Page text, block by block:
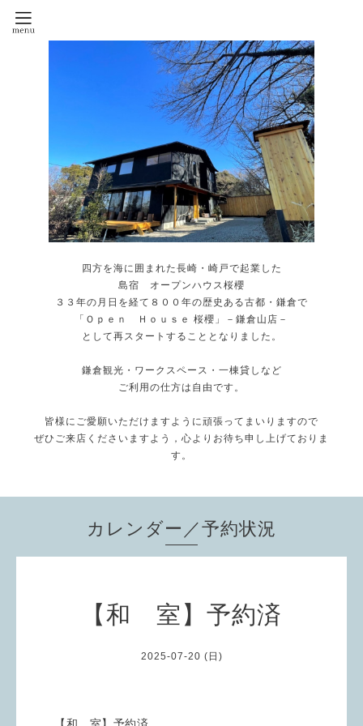
四方を海に囲まれた長崎・崎戸で起業した
島宿 オープンハウス桜櫻
３３年の月日を経て８００年の歴史ある古都・鎌倉で
「Ｏｐｅｎ Ｈｏｕｓｅ 桜櫻」－鎌倉山店－
として再スタートすることとなりました。
鎌倉観光・ワークスペース・一棟貸しなど
ご利用の仕方は自由です。
皆様にご愛願いただけますように頑張ってまいりますので
ぜひご来店くださいますよう，心よりお待ち申し上げておりま
す。
カレンダー／予約状況
【和 室】予約済
2025-07-20 (日)